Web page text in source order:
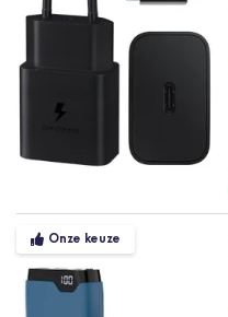
Onze keuze